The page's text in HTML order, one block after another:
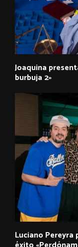
Joaquina
burbuja 2»
Luciano